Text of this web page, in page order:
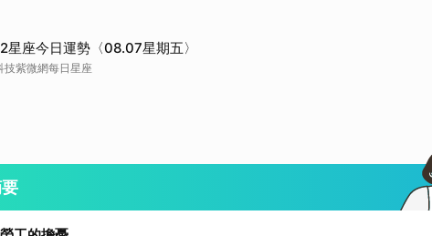
星座今日運勢〈08.07星期五〉
技紫微網每日星座